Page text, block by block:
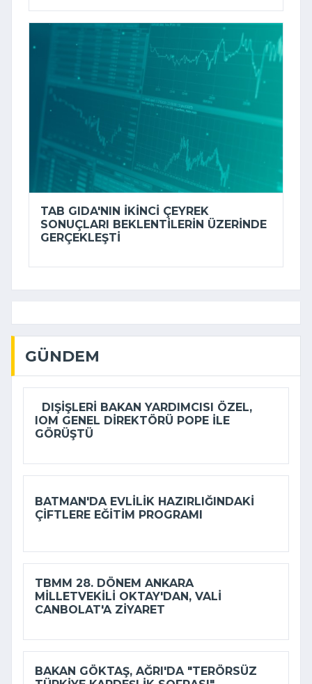
TAB GIDA'NIN IKINCI ÇEYREK
SONUÇLARI BEKLENTILERIN ÜZERINDE
GERÇEKLEŞTI
GÜNDEM
DIŞIŞLERI BAKAN YARDIMCISI ÖZEL,
IOM GENEL DIREKTÖRÜ POPE ILE
GÖRÜŞTÜ
BATMAN'DA EVLILIK HAZIRLIĞINDAKI
ÇIFTLERE EĞITIM PROGRAMI
TBMM 28. DÖNEM ANKARA
MILLETVEKILI OKTAY'DAN, VALI
CANBOLAT'A ZIYARET
BAKAN GÖKTAŞ, AĞRI'DA "TERÖRSÜZ